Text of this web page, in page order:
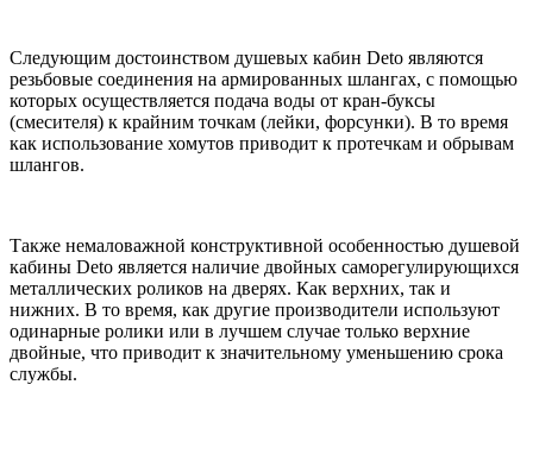
Следующим достоинством душевых кабин Deto являются
резьбовые соединения на армированных шлангах, с помощью
которых осуществляется подача воды от кран-буксы
(смесителя) к крайним точкам (лейки, форсунки). В то время
как использование хомутов приводит к протечкам и обрывам
шлангов.
Также немаловажной конструктивной особенностью душевой
кабины Deto является наличие двойных саморегулирующихся
металлических роликов на дверях. Как верхних, так и
нижних. В то время, как другие производители используют
одинарные ролики или в лучшем случае только верхние
двойные, что приводит к значительному уменьшению срока
службы.